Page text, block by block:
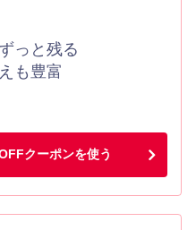
っと残る
も豊富
クーポンを使う